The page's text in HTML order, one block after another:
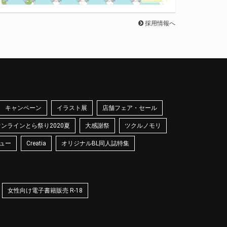
採用情報へ
キャンペーン イラスト展 店舗フェア・セール
ラインとら祭り2020夏 大感謝祭 ツクルノモリ
ー Creatia オリジナルBL同人誌特集
女性向け電子書籍販売 R-18